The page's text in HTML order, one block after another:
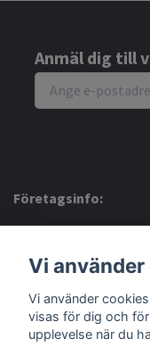
Anmäl dig till
Företagsinfo:
Sociala medier
Vi
Vi använder
visas för dig och
upplevelse när du